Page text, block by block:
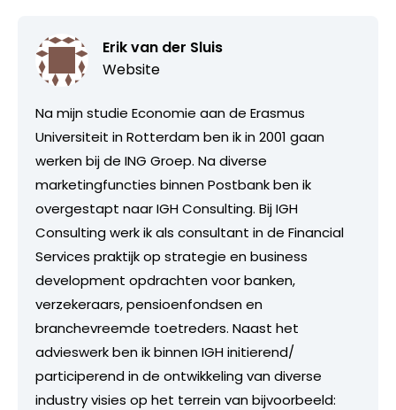
Erik van der Sluis
Website
Na mijn studie Economie aan de Erasmus
Universiteit in Rotterdam ben ik in 2001 gaan
werken bij de ING Groep. Na diverse
marketingfuncties binnen Postbank ben ik
overgestapt naar IGH Consulting. Bij IGH
Consulting werk ik als consultant in de Financial
Services praktijk op strategie en business
development opdrachten voor banken,
verzekeraars, pensioenfondsen en
branchevreemde toetreders. Naast het
advieswerk ben ik binnen IGH initierend/
participerend in de ontwikkeling van diverse
industry visies op het terrein van bijvoorbeeld: